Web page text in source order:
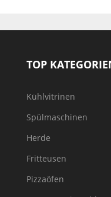
TOP
Kühlvitrinen
Spülmaschinen
Herde
Fritteusen
Pizzaöfen